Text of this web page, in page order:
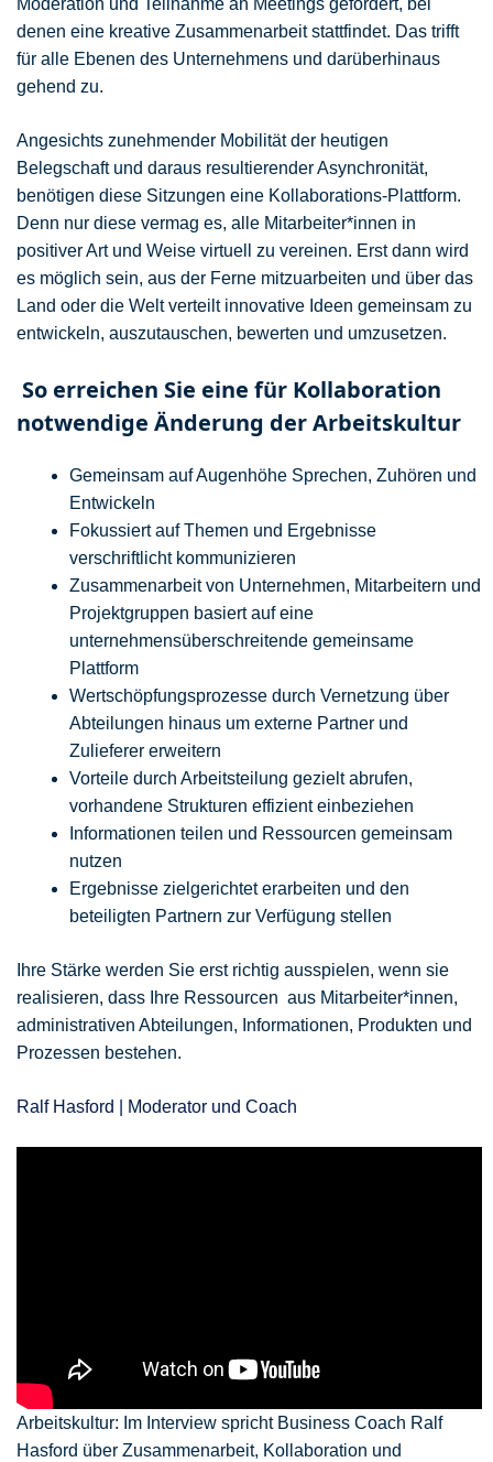
Moderation und Teilnahme an Meetings gefordert, bei
denen eine kreative Zusammenarbeit stattfindet. Das trifft
für alle Ebenen des Unternehmens und darüberhinaus
gehend zu.
Angesichts zunehmender Mobilität der heutigen
Belegschaft und daraus resultierender Asynchronität,
benötigen diese Sitzungen eine Kollaborations-Plattform.
Denn nur diese vermag es, alle Mitarbeiter*innen in
positiver Art und Weise virtuell zu vereinen. Erst dann wird
es möglich sein, aus der Ferne mitzuarbeiten und über das
Land oder die Welt verteilt innovative Ideen gemeinsam zu
entwickeln, auszutauschen, bewerten und umzusetzen.
So erreichen Sie eine für Kollaboration
notwendige Änderung der Arbeitskultur
Gemeinsam auf Augenhöhe Sprechen, Zuhören und
Entwickeln
Fokussiert auf Themen und Ergebnisse
verschriftlicht kommunizieren
Zusammenarbeit von Unternehmen, Mitarbeitern und
Projektgruppen basiert auf eine
unternehmensüberschreitende gemeinsame
Plattform
Wertschöpfungsprozesse durch Vernetzung über
Abteilungen hinaus um externe Partner und
Zulieferer erweitern
Vorteile durch Arbeitsteilung gezielt abrufen,
vorhandene Strukturen effizient einbeziehen
Informationen teilen und Ressourcen gemeinsam
nutzen
Ergebnisse zielgerichtet erarbeiten und den
beteiligten Partnern zur Verfügung stellen
Ihre Stärke werden Sie erst richtig ausspielen, wenn sie
realisieren, dass Ihre Ressourcen aus Mitarbeiter*innen,
administrativen Abteilungen, Informationen, Produkten und
Prozessen bestehen.
Ralf Hasford | Moderator und Coach
Arbeitskultur: Im Interview spricht Business Coach Ralf
Hasford über Zusammenarbeit, Kollaboration und